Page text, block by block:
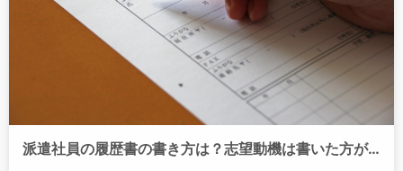
派遣社員の履歴書の書き方は？志望動機は書いた方が良い？